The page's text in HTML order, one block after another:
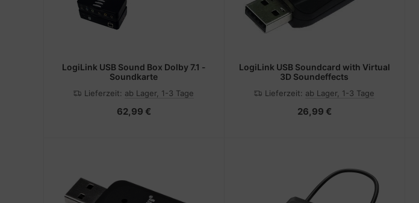
LogiLink USB Sound Box Dolby 7.1 -
Soundkarte
Lieferzeit: ab Lager, 1-3 Tage
62,99 €
LogiLink USB Soundcard with Virtual
3D Soundeffects
Lieferzeit: ab Lager, 1-3 Tage
26,99 €